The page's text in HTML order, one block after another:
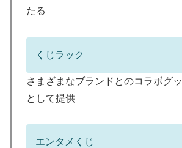
たる
くじラック
さまざまなブランドとのコラボグ
として提供
エンタメくじ